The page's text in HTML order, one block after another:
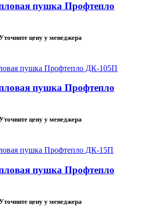
пушка Профтепло
цену у менеджера
пушка Профтепло
цену у менеджера
пушка Профтепло
цену у менеджера